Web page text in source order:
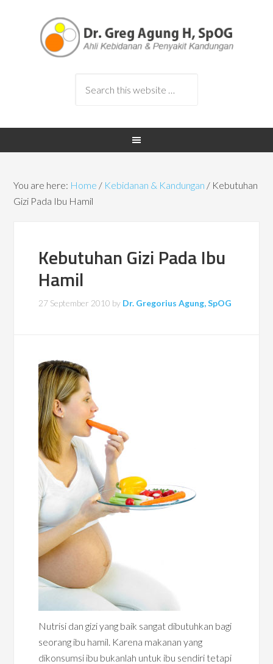
You are here: Home / Kebidanan & Kandungan / Kebutuhan
Gizi Pada Ibu Hamil
Kebutuhan Gizi Pada Ibu
Hamil
27 September 2010 by Dr. Gregorius Agung, SpOG
Nutrisi dan gizi yang baik sangat dibutuhkan bagi
seorang ibu hamil. Karena makanan yang
dikonsumsi ibu bukanlah untuk ibu sendiri tetapi